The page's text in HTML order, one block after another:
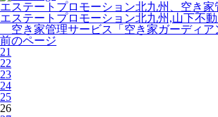
エステートプロモーション北九州、空き家
エステートプロモーション北九州,山下不
空き家管理サービス「空き家ガーディア
前のページ
21
22
23
24
25
26